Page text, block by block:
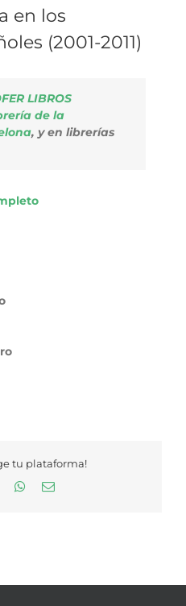
en los
(2001-2011)
LIBROS
de la
, y en librerías
tu plataforma!
WhatsApp
Correo